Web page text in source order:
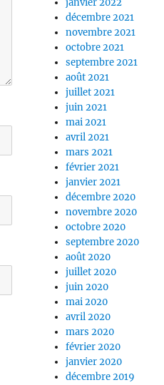
janvier 2022
décembre 2021
novembre 2021
octobre 2021
septembre 2021
août 2021
juillet 2021
juin 2021
mai 2021
avril 2021
mars 2021
février 2021
janvier 2021
décembre 2020
novembre 2020
octobre 2020
septembre 2020
août 2020
juillet 2020
juin 2020
mai 2020
avril 2020
mars 2020
février 2020
janvier 2020
décembre 2019